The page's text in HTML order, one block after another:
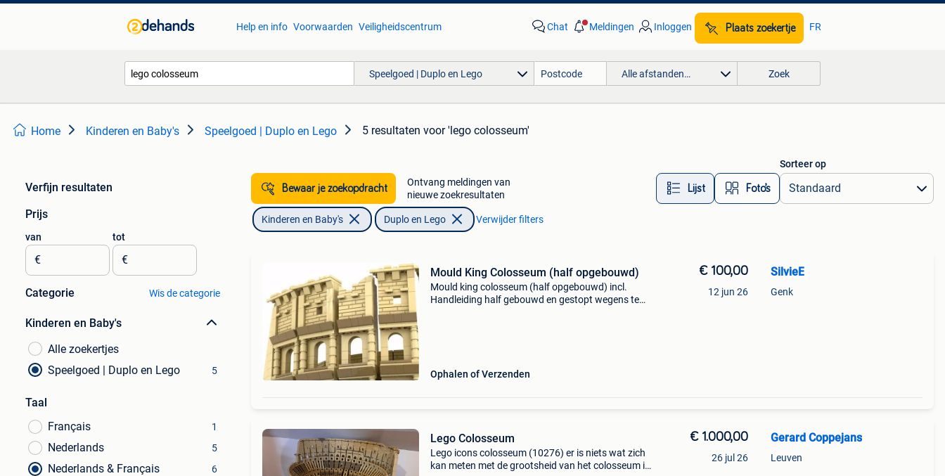
Help en info Voorwaarden Veiligheidscentrum Chat Meldingen Inloggen Plaats zoekertje FR
Speelgoed | Duplo en Lego Alle afstanden… Zoek
Home Kinderen en Baby's Speelgoed | Duplo en Lego 5 resultaten voor 'lego colosseum'
Verfijn resultaten
Prijs
van
€
tot
€
Categorie Wis de categorie
Kinderen en Baby's
Alle zoekertjes
Speelgoed | Duplo en Lego
5
Taal
Français
1
Nederlands 5
Nederlands & Français 6
Bewaar je zoekopdracht
Ontvang meldingen van
nieuwe zoekresultaten
Lijst Foto’s
Sorteer op
Kinderen en Baby's Duplo en Lego Verwijder filters
Mould King Colosseum (half opgebouwd)
Mould king colosseum (half opgebouwd) incl.
Handleiding half gebouwd en gestopt wegens te
Ophalen of Verzenden
€ 100,00
12 jun 26
SilvieE
Genk
Lego Colosseum
Lego icons colosseum (10276) er is niets wat zich
kan meten met de grootsheid van het colosseum in
€ 1.000,00
26 jul 26
Gerard Coppejans
Leuven